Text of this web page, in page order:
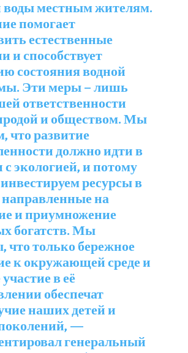
воды местным жителям.
помогает
естественные
и способствует
состояния водной
Эти меры – лишь
ответственности
и обществом. Мы
что развитие
должно идти в
экологией, и потому
ресурсы в
на
и приумножение
богатств. Мы
что только бережное
к окружающей среде и
в её
обеспечат
наших детей и
—
генеральный